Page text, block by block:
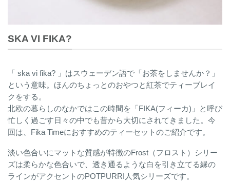
SKA VI FIKA?
「 ska vi fika? 」はスウェーデン語で「お茶をしませんか？」
という意味。ほんのちょっとのおやつと紅茶でティーブレイ
クをする。
北欧の暮らしのなかではこの時間を「FIKA(フィーカ)」と呼び
忙しく過ごす日々の中でも昔から大切にされてきました。今
回は、Fika Timeにおすすめのティーセットのご紹介です。
淡い色合いにマットな質感が特徴のFrost（フロスト）シリー
ズは柔らかな色合いで、透き通るような白を引き立てる縁の
ラインがアクセントのPOTPURRI人気シリーズです。